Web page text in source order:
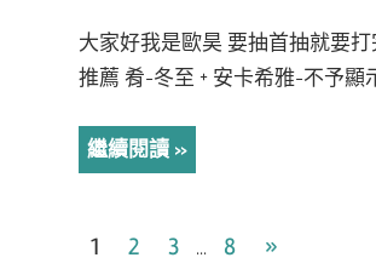
大家好我是歐昊 要抽首抽就要
推薦 肴-冬至 + 安卡希雅-不予顯
繼續閱讀
文
1 2 3 ... 8
Next
»